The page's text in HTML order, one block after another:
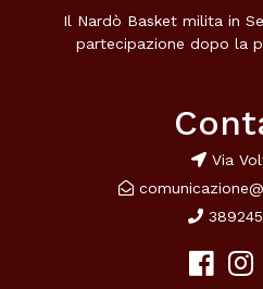
Il Nardò Basket milita in
partecipazione dopo la
Via